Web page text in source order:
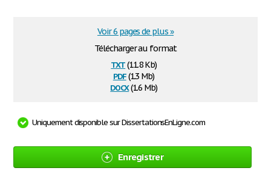
Télécharger au format
txt(11.8 Kb)
pdf(1.3 Mb)
docx(1.6 Mb)
Voir 6 pages de plus »
Uniquement disponible sur DissertationsEnLigne.com
Enregistrer